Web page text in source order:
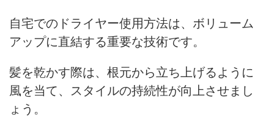
自宅でのドライヤー使用方法は、ボリューム
アップに直結する重要な技術です。
髪を乾かす際は、根元から立ち上げるように
風を当て、スタイルの持続性が向上させまし
ょう。